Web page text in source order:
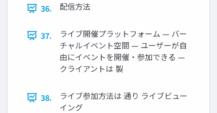
36. 配信方法
37.
ライブ開催プラットフォーム — バー
チャルイベント空間 — ユーザーが自
由にイベントを開催・参加できる —
クライアントは 製
38.
ライブ参加方法は 通り ライブビュー
イング